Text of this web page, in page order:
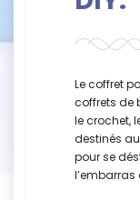
Le coffret
coffrets de
le crochet,
destinés
pour se
l’embarras